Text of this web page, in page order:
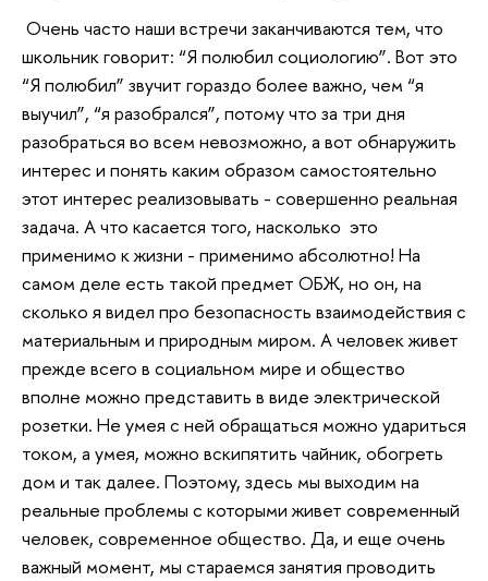
Очень часто наши встречи заканчиваются тем, что
школьник говорит: “Я полюбил социологию”. Вот это
“Я полюбил” звучит гораздо более важно, чем “я
выучил”, “я разобрался”, потому что за три дня
разобраться во всем невозможно, а вот обнаружить
интерес и понять каким образом самостоятельно
этот интерес реализовывать - совершенно реальная
задача. А что касается того, насколько это
применимо к жизни - применимо абсолютно! На
самом деле есть такой предмет ОБЖ, но он, на
сколько я видел про безопасность взаимодействия с
материальным и природным миром. А человек живет
прежде всего в социальном мире и общество
вполне можно представить в виде электрической
розетки. Не умея с ней обращаться можно удариться
током, а умея, можно вскипятить чайник, обогреть
дом и так далее. Поэтому, здесь мы выходим на
реальные проблемы с которыми живет современный
человек, современное общество. Да, и еще очень
важный момент, мы стараемся занятия проводить